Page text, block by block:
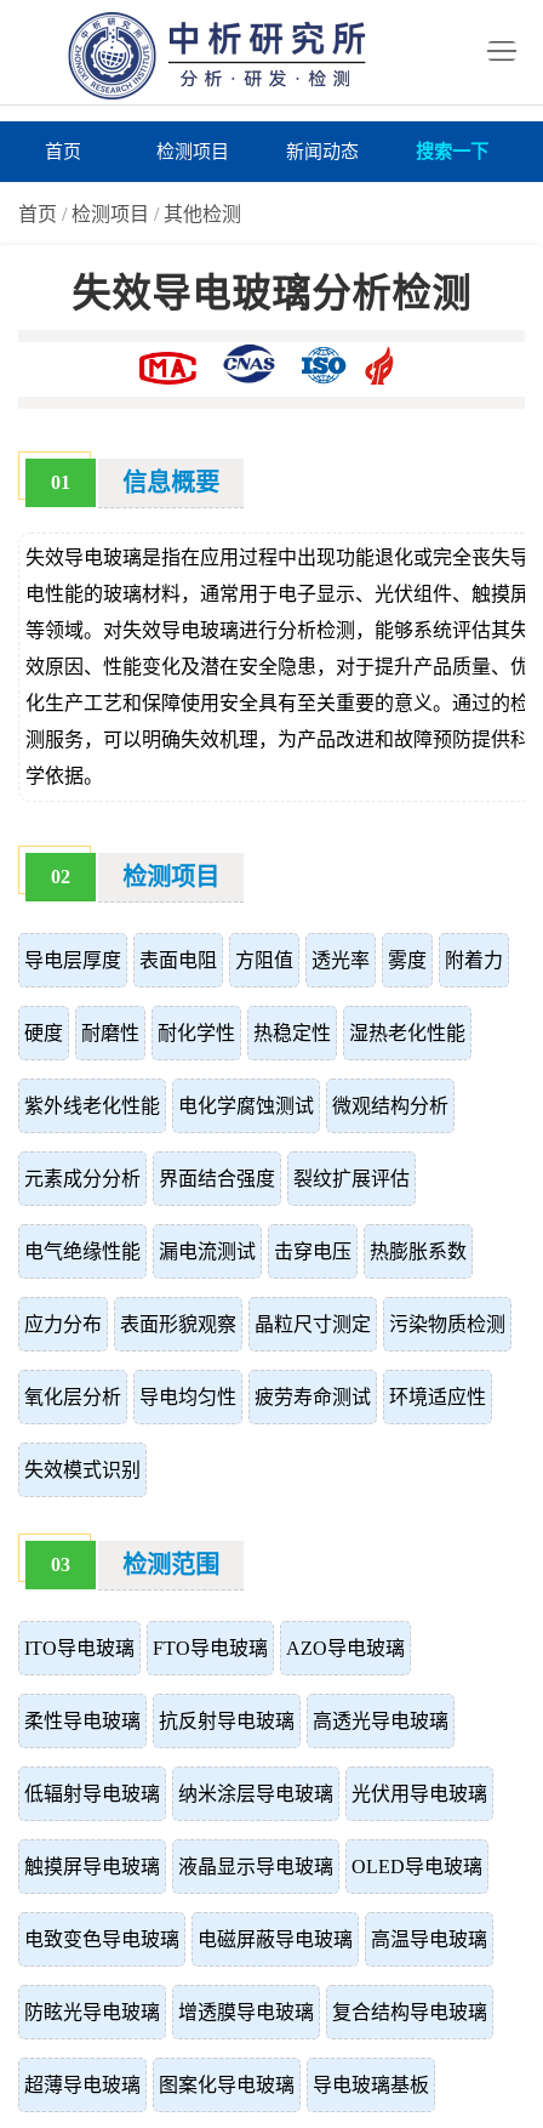
首页 检测项目 新闻动态 搜索一下
首页 /检测项目 /其他检测
失效导电玻璃分析检测
01 信息概要
失效导电玻璃是指在应用过程中出现功能退化或完全丧失导
电性能的玻璃材料，通常用于电子显示、光伏组件、触摸屏
等领域。对失效导电玻璃进行分析检测，能够系统评估其失
效原因、性能变化及潜在安全隐患，对于提升产品质量、优
化生产工艺和保障使用安全具有至关重要的意义。通过的检
测服务，可以明确失效机理，为产品改进和故障预防提供科
学依据。
02 检测项目
导电层厚度 表面电阻 方阻值 透光率 雾度 附着力
硬度 耐磨性 耐化学性 热稳定性 湿热老化性能
紫外线老化性能 电化学腐蚀测试 微观结构分析
元素成分分析 界面结合强度 裂纹扩展评估
电气绝缘性能 漏电流测试 击穿电压 热膨胀系数
应力分布 表面形貌观察 晶粒尺寸测定 污染物质检测
氧化层分析 导电均匀性 疲劳寿命测试 环境适应性
失效模式识别
03 检测范围
ITO导电玻璃 FTO导电玻璃 AZO导电玻璃
柔性导电玻璃 抗反射导电玻璃 高透光导电玻璃
低辐射导电玻璃 纳米涂层导电玻璃 光伏用导电玻璃
触摸屏导电玻璃 液晶显示导电玻璃 OLED导电玻璃
电致变色导电玻璃 电磁屏蔽导电玻璃 高温导电玻璃
防眩光导电玻璃 增透膜导电玻璃 复合结构导电玻璃
超薄导电玻璃 图案化导电玻璃 导电玻璃基板
价
真
伪
查
询